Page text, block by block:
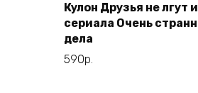
Кулон Друзья не лгут
сериала Очень
дела
590р.